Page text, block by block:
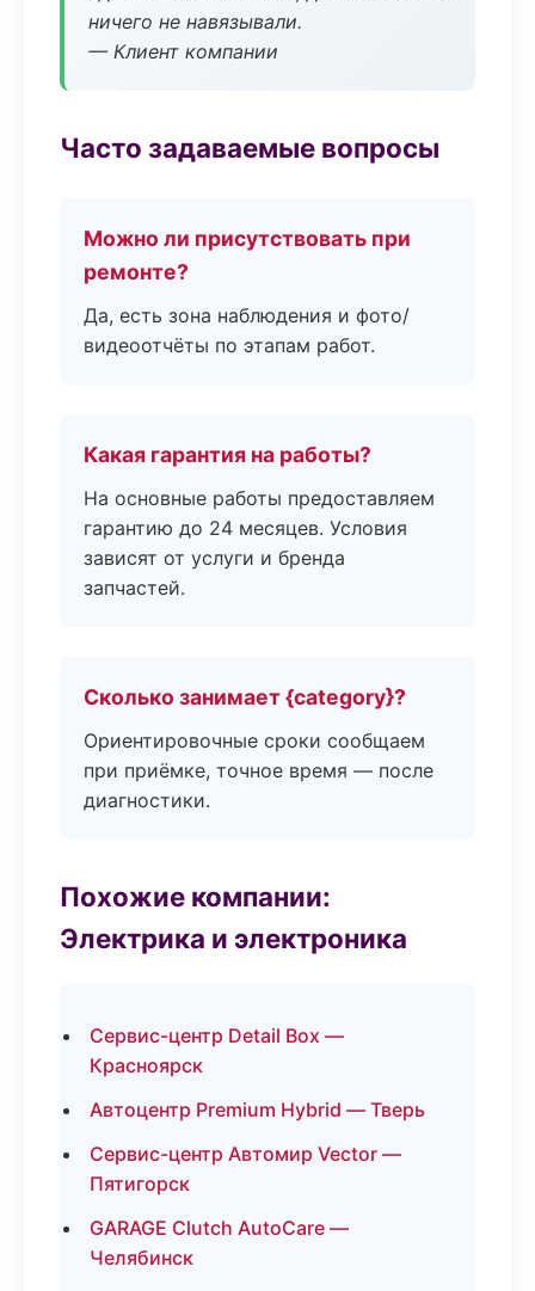
ничего не навязывали.
— Клиент компании
Часто задаваемые вопросы
Можно ли присутствовать при
ремонте?
Да, есть зона наблюдения и фото/
видеоотчёты по этапам работ.
Какая гарантия на работы?
На основные работы предоставляем
гарантию до 24 месяцев. Условия
зависят от услуги и бренда
запчастей.
Сколько занимает {category}?
Ориентировочные сроки сообщаем
при приёмке, точное время — после
диагностики.
Похожие компании:
Электрика и электроника
Сервис-центр Detail Box —
Красноярск
Автоцентр Premium Hybrid — Тверь
Сервис-центр Автомир Vector —
Пятигорск
GARAGE Clutch AutoCare —
Челябинск